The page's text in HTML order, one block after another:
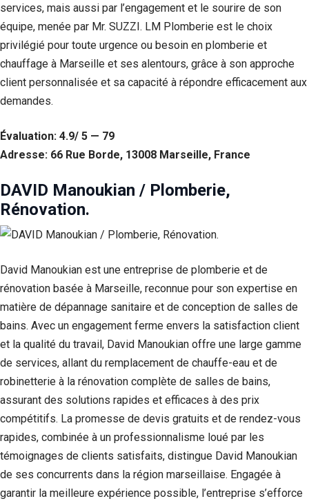
services, mais aussi par l’engagement et le sourire de son
équipe, menée par Mr. SUZZI. LM Plomberie est le choix
privilégié pour toute urgence ou besoin en plomberie et
chauffage à Marseille et ses alentours, grâce à son approche
client personnalisée et sa capacité à répondre efficacement aux
demandes.
Évaluation: 4.9/ 5 — 79
Adresse: 66 Rue Borde, 13008 Marseille, France
DAVID Manoukian / Plomberie,
Rénovation.
David Manoukian est une entreprise de plomberie et de
rénovation basée à Marseille, reconnue pour son expertise en
matière de dépannage sanitaire et de conception de salles de
bains. Avec un engagement ferme envers la satisfaction client
et la qualité du travail, David Manoukian offre une large gamme
de services, allant du remplacement de chauffe-eau et de
robinetterie à la rénovation complète de salles de bains,
assurant des solutions rapides et efficaces à des prix
compétitifs. La promesse de devis gratuits et de rendez-vous
rapides, combinée à un professionnalisme loué par les
témoignages de clients satisfaits, distingue David Manoukian
de ses concurrents dans la région marseillaise. Engagée à
garantir la meilleure expérience possible, l’entreprise s’efforce